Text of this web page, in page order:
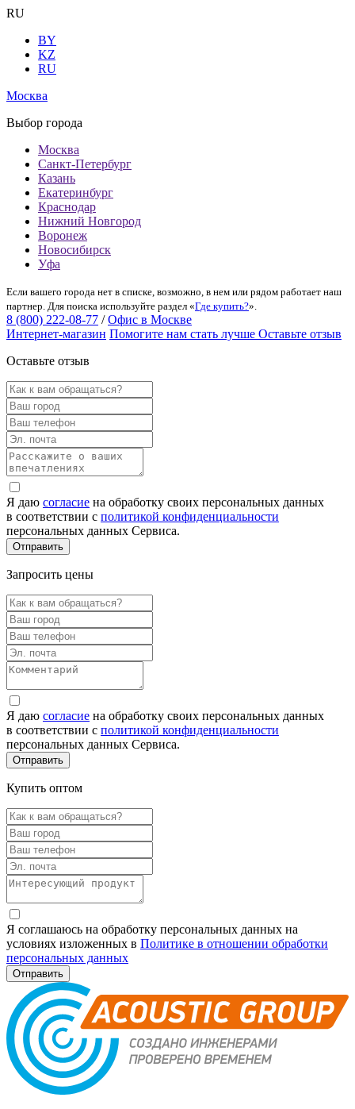
RU
BY
KZ
RU
Москва
Выбор города
Москва
Санкт-Петербург
Казань
Екатеринбург
Краснодар
Нижний Новгород
Воронеж
Новосибирск
Уфа
Если вашего города нет в списке, возможно, в нем или рядом работает наш
партнер. Для поиска используйте раздел «Где купить?».
8 (800) 222-08-77 / Офис в Москве
Интернет-магазин Помогите нам стать лучше Оставьте отзыв
Оставьте отзыв
Я даю согласие на обработку своих персональных данных
в соответствии с политикой конфиденциальности
персональных данных Сервиса.
Запросить цены
Я даю согласие на обработку своих персональных данных
в соответствии с политикой конфиденциальности
персональных данных Сервиса.
Купить оптом
Я соглашаюсь на обработку персональных данных на
условиях изложенных в Политике в отношении обработки
персональных данных